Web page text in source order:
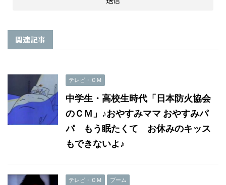
関連記事
テレビ・ＣＭ
中学生・高校生時代「日本防火協会
のＣＭ」♪おやすみママ おやすみパ
パ もう眠たくて お休みのキッス
もできないよ♪
テレビ・ＣＭ ブーム